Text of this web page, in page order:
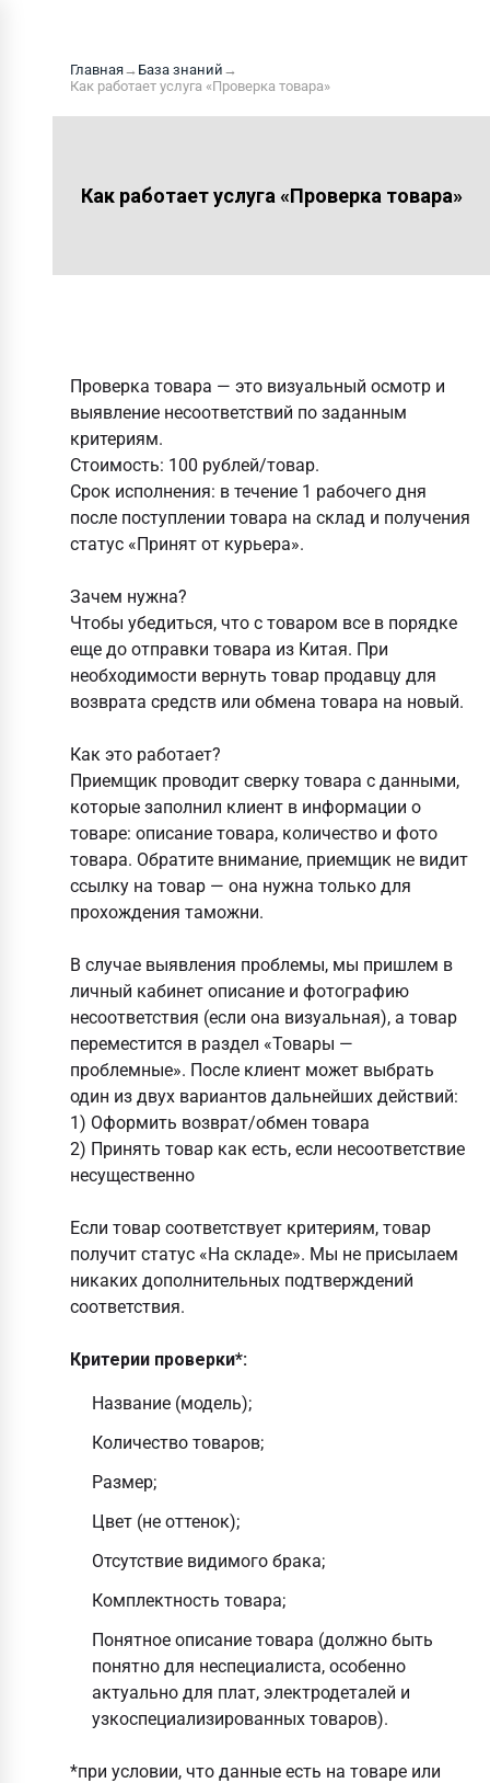
Главная→ База знаний →
Как работает услуга «Проверка товара»
Как работает услуга «Проверка товара»
Проверка товара — это визуальный осмотр и
выявление несоответствий по заданным
критериям.
Стоимость: 100 рублей/товар.
Срок исполнения: в течение 1 рабочего дня
после поступлении товара на склад и получения
статус «Принят от курьера».
Зачем нужна?
Чтобы убедиться, что с товаром все в порядке
еще до отправки товара из Китая. При
необходимости вернуть товар продавцу для
возврата средств или обмена товара на новый.
Как это работает?
Приемщик проводит сверку товара с данными,
которые заполнил клиент в информации о
товаре: описание товара, количество и фото
товара. Обратите внимание, приемщик не видит
ссылку на товар — она нужна только для
прохождения таможни.
В случае выявления проблемы, мы пришлем в
личный кабинет описание и фотографию
несоответствия (если она визуальная), а товар
переместится в раздел «Товары —
проблемные». После клиент может выбрать
один из двух вариантов дальнейших действий:
1) Оформить возврат/обмен товара
2) Принять товар как есть, если несоответствие
несущественно
Если товар соответствует критериям, товар
получит статус «На складе». Мы не присылаем
никаких дополнительных подтверждений
соответствия.
Критерии проверки*:
Название (модель);
Количество товаров;
Размер;
Цвет (не оттенок);
Отсутствие видимого брака;
Комплектность товара;
Понятное описание товара (должно быть
понятно для неспециалиста, особенно
актуально для плат, электродеталей и
узкоспециализированных товаров).
*при условии, что данные есть на товаре или